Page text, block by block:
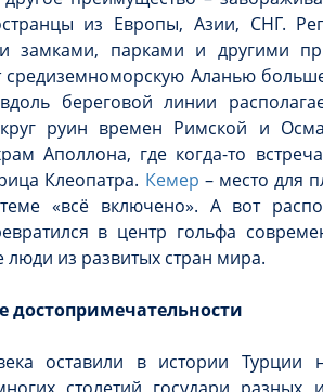
из Европы, Азии, СНГ.
замками, парками и другими
средиземноморскую Аланью
береговой линии
руин времен Римской и
Аполлона, где когда-то
Клеопатра. Кемер – место для
«всё включено». А вот
в центр гольфа
люди из развитых стран мира.
достопримечательности
оставили в истории Турции